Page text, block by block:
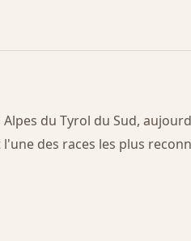
du Tyrol du Sud,
l'une des races les plus